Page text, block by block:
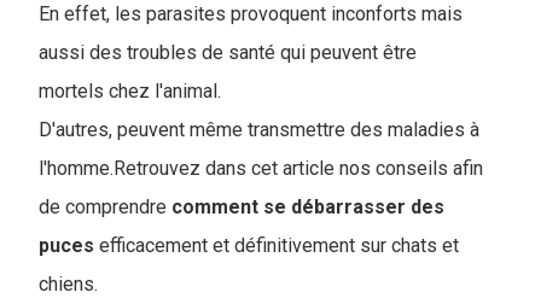
En effet, les parasites provoquent inconforts mais
aussi des troubles de santé qui peuvent être
mortels chez l'animal.
D'autres, peuvent même transmettre des maladies à
l'homme.Retrouvez dans cet article nos conseils afin
de comprendre comment se débarrasser des
puces efficacement et définitivement sur chats et
chiens.